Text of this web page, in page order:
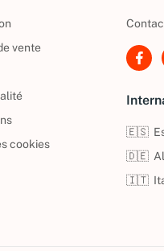
vente
cookies
🇪🇸
🇩🇪
🇮🇹